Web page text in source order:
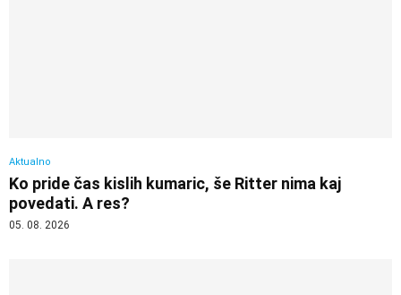
Aktualno
Ko pride čas kislih kumaric, še Ritter nima kaj
povedati. A res?
05. 08. 2026